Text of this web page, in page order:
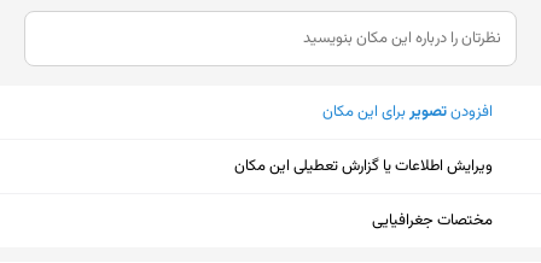
جمعه
۸:۳۰ تا ۲۳
شنبه
۸:۳۰ تا ۲۳
یکشنبه
دوشنبه
افزودنتصویربرای این مکان
ویرایش اطلاعات یا گزارش تعطیلی این مکان
مختصات جغرافیایی